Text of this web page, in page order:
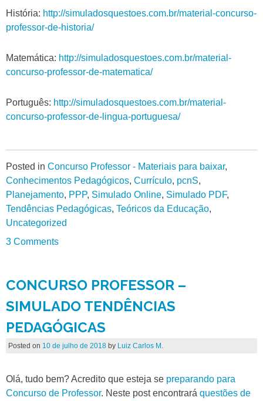
História: http://simuladosquestoes.com.br/material-concurso-
professor-de-historia/
Matemática: http://simuladosquestoes.com.br/material-
concurso-professor-de-matematica/
Português: http://simuladosquestoes.com.br/material-
concurso-professor-de-lingua-portuguesa/
Posted in Concurso Professor - Materiais para baixar,
Conhecimentos Pedagógicos, Currículo, pcnS,
Planejamento, PPP, Simulado Online, Simulado PDF,
Tendências Pedagógicas, Teóricos da Educação,
Uncategorized
3 Comments
CONCURSO PROFESSOR –
SIMULADO TENDÊNCIAS
PEDAGÓGICAS
Posted on 10 de julho de 2018by Luiz Carlos M.
Olá, tudo bem? Acredito que esteja se preparando para
Concurso de Professor. Neste post encontrará questões de